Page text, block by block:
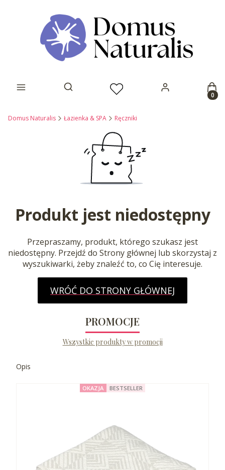
Otwórz wyszukiwarkę
Domus Naturalis Łazienka & SPA Ręczniki
Produkt jest niedostępny
Przepraszamy, produkt, którego szukasz jest
niedostępny. Przejdź do Strony głównej lub skorzystaj z
wyszukiwarki, żeby znaleźć to, co Cię interesuje.
WRÓĆ DO STRONY GŁÓWNEJ
PROMOCJE
Wszystkie produkty w promocji
Opis
OKAZJA BESTSELLER